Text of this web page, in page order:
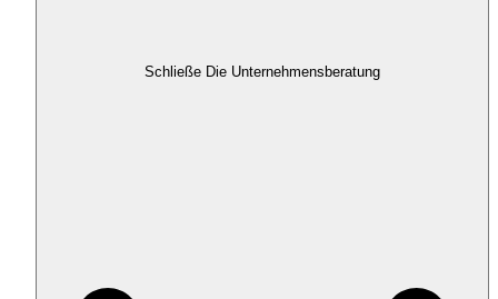
Schließe Die Unternehmensberatung